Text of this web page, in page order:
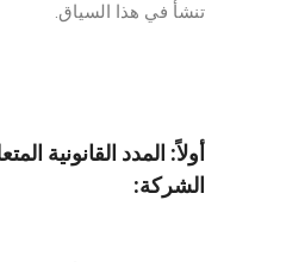
تنشأ في هذا السياق.
أولاً: المدد القانونية
الشركة: